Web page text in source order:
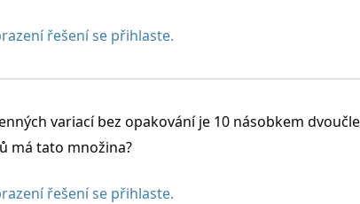
řešení se přihlaste.
variací bez opakování je 10 násobkem
má tato množina?
řešení se přihlaste.